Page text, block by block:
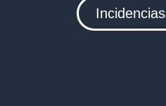
Incidencias